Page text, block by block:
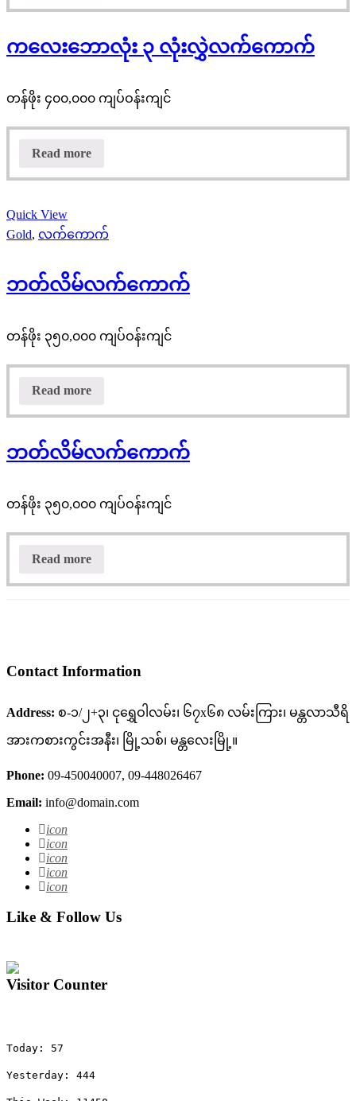
ကလေးဘောလုံး ၃ လုံးလွှဲလက်ကောက်
တန်ဖိုး ၄၀၀,၀၀၀ ကျပ်ဝန်းကျင်
Read more
Quick View
Gold, လက်ကောက်
ဘတ်လိမ်လက်ကောက်
တန်ဖိုး ၃၅၀,၀၀၀ ကျပ်ဝန်းကျင်
Read more
ဘတ်လိမ်လက်ကောက်
တန်ဖိုး ၃၅၀,၀၀၀ ကျပ်ဝန်းကျင်
Read more
Contact Information
Address: စ-၁/၂+၃၊ ငုရွှေဝါလမ်း၊ ၆၇x၆၈ လမ်းကြား၊ မန္တလာသီရိ
အားကစားကွင်းအနီး၊ မြို့သစ်၊ မန္တလေးမြို့။
Phone: 09-450040007, 09-448026467
Email: info@domain.com
icon
icon
icon
icon
icon
Like & Follow Us
Visitor Counter
Today: 57
Yesterday: 444